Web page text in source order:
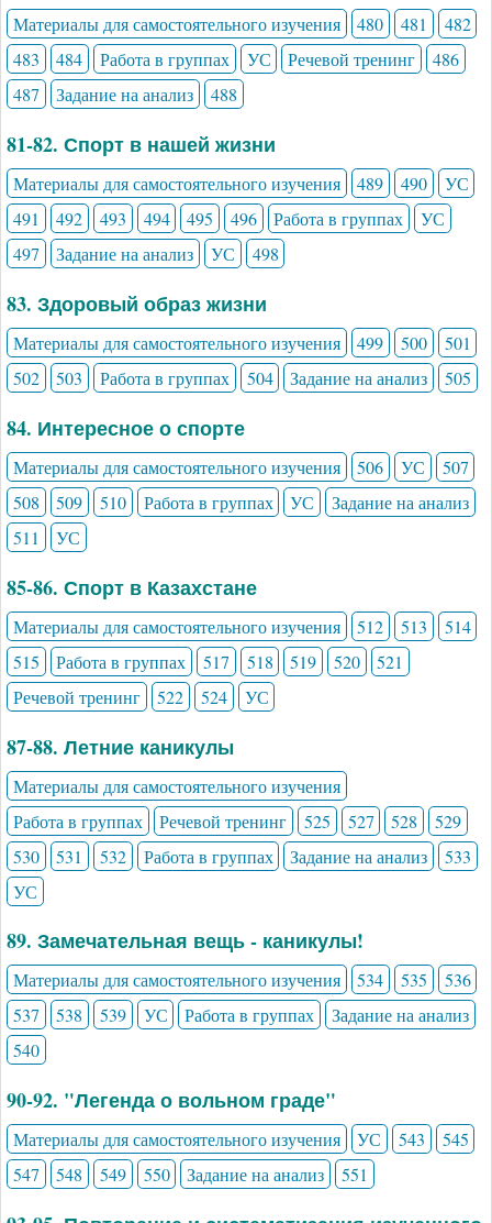
Материалы для самостоятельного изучения 480 481
482
483
484 Работа в группах УС Речевой тренинг
486
487
Задание на анализ 488
81-82. Спорт в нашей жизни
Материалы для самостоятельного изучения 489 490
УС
491
492 493 494 495 496 Работа в группах
УС
497
Задание на анализ УС 498
83. Здоровый образ жизни
Материалы для самостоятельного изучения 499 500
501
502
503 Работа в группах 504 Задание на анализ 505
84. Интересное о спорте
Материалы для самостоятельного изучения 506 УС
507
508
509 510 Работа в группах УС
Задание на анализ
511
УС
85-86. Спорт в Казахстане
Материалы для самостоятельного изучения 512 513
514
515
Работа в группах 517 518 519 520
521
Речевой тренинг
522 524 УС
87-88. Летние каникулы
Материалы для самостоятельного изучения
Работа в группах
Речевой тренинг 525 527 528
529
530
531 532 Работа в группах Задание на анализ
533
УС
89. Замечательная вещь - каникулы!
Материалы для самостоятельного изучения 534 535
536
537
538 539 УС Работа в группах
Задание на анализ
540
90-92. "Легенда о вольном граде"
Материалы для самостоятельного изучения УС 543
545
547
548 549 550 Задание на анализ 551